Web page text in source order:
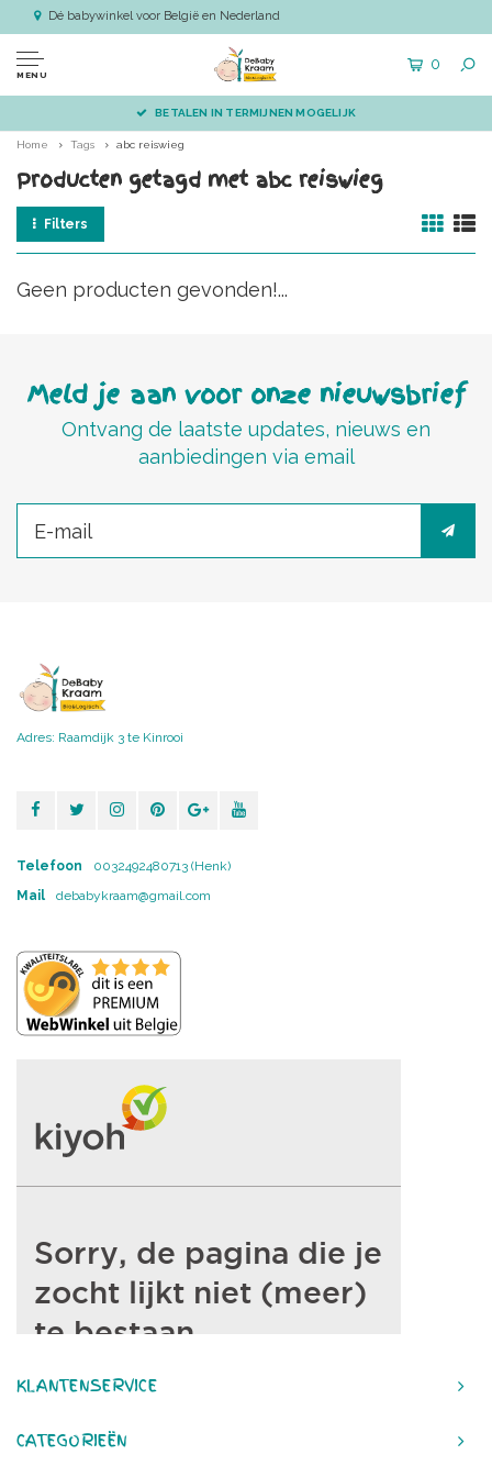
Dé babywinkel voor België en Nederland
MENU
0
BETALEN IN TERMIJNEN MOGELIJK
Home Tags abc reiswieg
Producten getagd met abc reiswieg
Filters
Geen producten gevonden!...
Meld je aan voor onze nieuwsbrief
Ontvang de laatste updates, nieuws en
aanbiedingen via email
Adres: Raamdijk 3 te Kinrooi
Telefoon
0032492480713 (Henk)
Mail
debabykraam@gmail.com
KLANTENSERVICE
CATEGORIEËN